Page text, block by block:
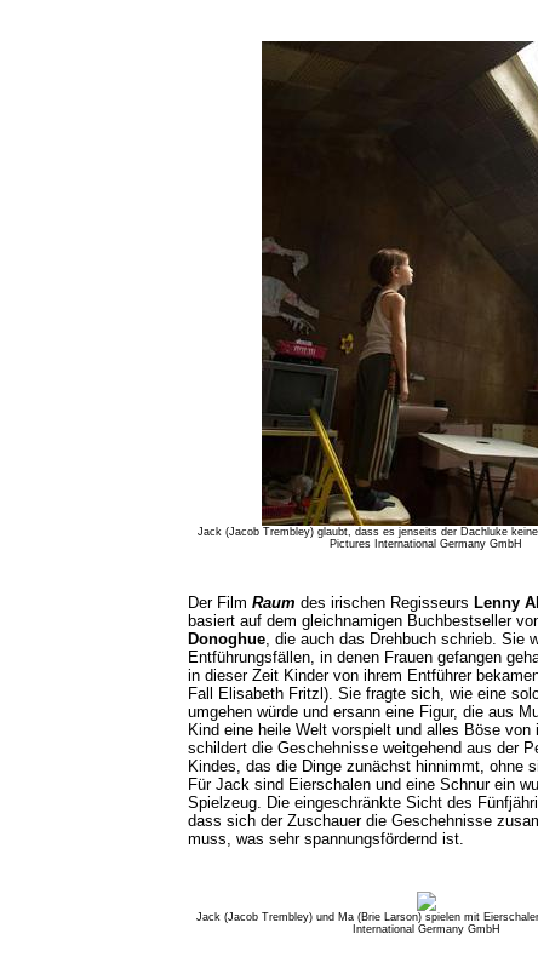
Jack (Jacob Trembley) glaubt, dass es jenseits der Dachluke
Pictures International Germany GmbH
Der Film Raum des irischen Regisseurs Lenny
basiert auf dem gleichnamigen Buchbestseller
Donoghue, die auch das Drehbuch schrieb. Sie
Entführungsfällen, in denen Frauen gefangen
in dieser Zeit Kinder von ihrem Entführer
Fall Elisabeth Fritzl). Sie fragte sich, wie eine
umgehen würde und ersann eine Figur, die aus
Kind eine heile Welt vorspielt und alles Böse von
schildert die Geschehnisse weitgehend aus der
Kindes, das die Dinge zunächst hinnimmt, ohne
Für Jack sind Eierschalen und eine Schnur ein
Spielzeug. Die eingeschränkte Sicht des
dass sich der Zuschauer die Geschehnisse
muss, was sehr spannungsfördernd ist.
Jack (Jacob Trembley) und Ma (Brie Larson) spielen mit
International Germany GmbH